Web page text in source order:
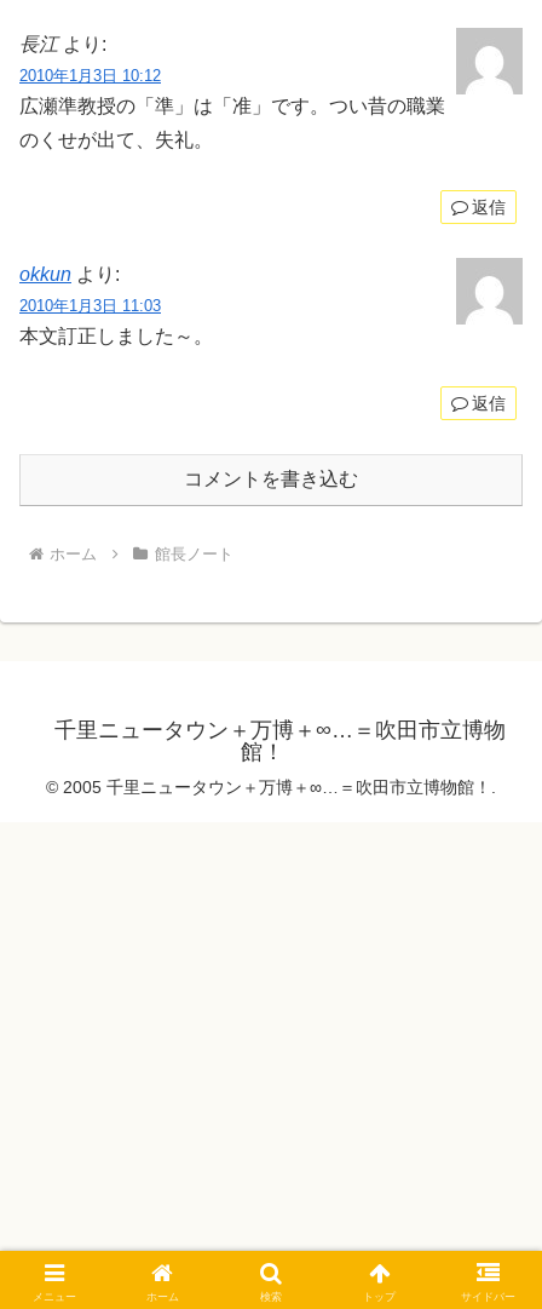
長江 より:
2010年1月3日 10:12
広瀬準教授の「準」は「准」です。つい昔の職業
のくせが出て、失礼。
返信
okkun より:
2010年1月3日 11:03
本文訂正しました～。
返信
コメントを書き込む
ホーム 館長ノート
千里ニュータウン＋万博＋∞…＝吹田市立博物
館！
© 2005 千里ニュータウン＋万博＋∞…＝吹田市立博物館！.
メニュー ホーム 検索 トップ サイドバー